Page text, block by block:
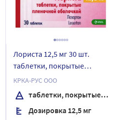
Лориста 12,5 мг 30 шт.
таблетки, покрытые
пленочной оболочкой
КРКА-РУС ООО
таблетки, покрытые пленочной оболочкой
Дозировка 12,5 мг